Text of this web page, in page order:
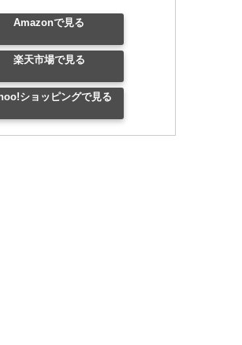
Amazonで見る
楽天市場で見る
ショッピングで見る